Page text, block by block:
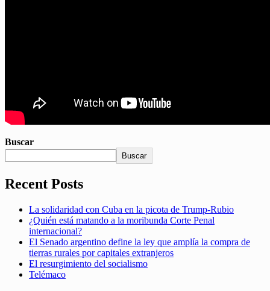
Buscar
Buscar
Recent Posts
La solidaridad con Cuba en la picota de Trump-Rubio
¿Quién está matando a la moribunda Corte Penal
internacional?
El Senado argentino define la ley que amplía la compra de
tierras rurales por capitales extranjeros
El resurgimiento del socialismo
Telémaco